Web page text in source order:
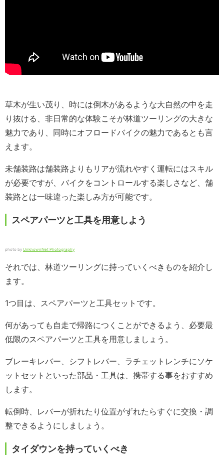
草木が生い茂り、時には倒木があるような大自然の中を走
り抜ける、非日常的な体験こそが林道ツーリングの大きな
魅力であり、同時にオフロードバイクの魅力であるとも言
えます。
未舗装路は舗装路よりもリアが流れやすく運転にはスキル
が必要ですが、バイクをコントロールする楽しさなど、舗
装路とは一味違った楽しみ方が可能です。
スペアパーツと工具を用意しよう
photo by UnknownNet Photography
それでは、林道ツーリングに持っていくべきものを紹介し
ます。
1つ目は、スペアパーツと工具セットです。
何があっても自走で帰路につくことができるよう、必要最
低限のスペアパーツと工具を用意しましょう。
ブレーキレバー、シフトレバー、ラチェットレンチにソケ
ットセットといった部品・工具は、携帯する事をおすすめ
します。
転倒時、レバーが折れたり位置がずれたらすぐに交換・調
整できるようにしましょう。
タイダウンを持っていくべき